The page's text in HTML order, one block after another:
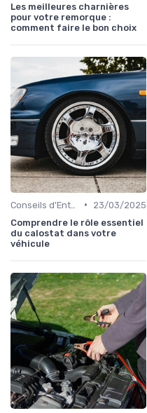
Les meilleures charnières
pour votre remorque :
comment faire le bon choix
•
23/03/2025
Comprendre le rôle essentiel
du calostat dans votre
véhicule